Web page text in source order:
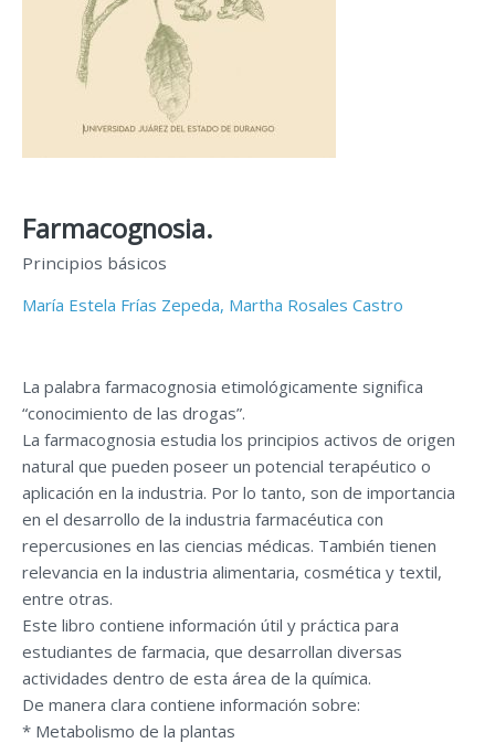
Farmacognosia.
Principios básicos
María Estela Frías Zepeda, Martha Rosales Castro
La palabra farmacognosia etimológicamente significa
“conocimiento de las drogas”.
La farmacognosia estudia los principios activos de origen
natural que pueden poseer un potencial terapéutico o
aplicación en la industria. Por lo tanto, son de importancia
en el desarrollo de la industria farmacéutica con
repercusiones en las ciencias médicas. También tienen
relevancia en la industria alimentaria, cosmética y textil,
entre otras.
Este libro contiene información útil y práctica para
estudiantes de farmacia, que desarrollan diversas
actividades dentro de esta área de la química.
De manera clara contiene información sobre:
* Metabolismo de la plantas